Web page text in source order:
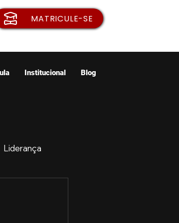
MATRICULE-SE
Institucional Blog
Liderança